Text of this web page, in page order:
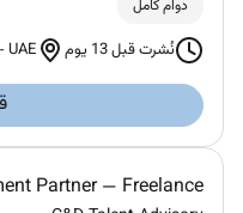
دوام كامل
نُشرت قبل 13 يوم -UAE
Partner — Freelance